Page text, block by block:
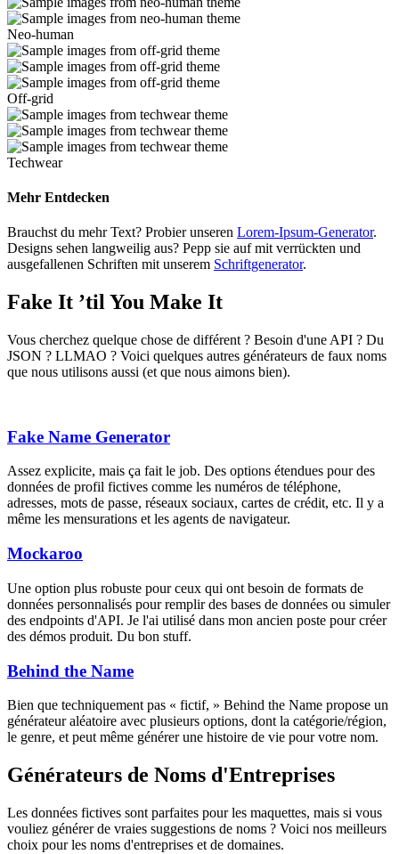
Neo-human
Off-grid
Techwear
Mehr Entdecken
Brauchst du mehr Text? Probier unseren Lorem-Ipsum-Generator.
Designs sehen langweilig aus? Pepp sie auf mit verrückten und
ausgefallenen Schriften mit unserem Schriftgenerator.
Fake It ’til You Make It
Vous cherchez quelque chose de différent ? Besoin d'une API ? Du
JSON ? LLMAO ? Voici quelques autres générateurs de faux noms
que nous utilisons aussi (et que nous aimons bien).
Fake Name Generator
Assez explicite, mais ça fait le job. Des options étendues pour des
données de profil fictives comme les numéros de téléphone,
adresses, mots de passe, réseaux sociaux, cartes de crédit, etc. Il y a
même les mensurations et les agents de navigateur.
Mockaroo
Une option plus robuste pour ceux qui ont besoin de formats de
données personnalisés pour remplir des bases de données ou simuler
des endpoints d'API. Je l'ai utilisé dans mon ancien poste pour créer
des démos produit. Du bon stuff.
Behind the Name
Bien que techniquement pas « fictif, » Behind the Name propose un
générateur aléatoire avec plusieurs options, dont la catégorie/région,
le genre, et peut même générer une histoire de vie pour votre nom.
Générateurs de Noms d'Entreprises
Les données fictives sont parfaites pour les maquettes, mais si vous
vouliez générer de vraies suggestions de noms ? Voici nos meilleurs
choix pour les noms d'entreprises et de domaines.